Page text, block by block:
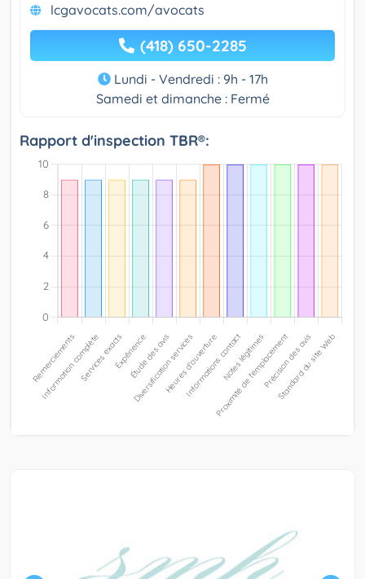
lcgavocats.com/avocats
(418) 650-2285
Lundi - Vendredi : 9h - 17h
Samedi et dimanche : Fermé
Rapport d'inspection TBR®: